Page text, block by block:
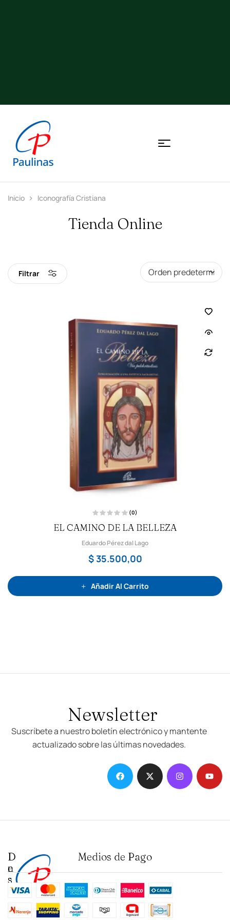
Inicio Iconografía Cristiana
Tienda Online
Filtrar
a
l
r
a
d
o
n
0
d
(0)
EL CAMINO DE LA BELLEZA
Eduardo Pérez dal Lago
$35.500,00
Añadir Al Carrito
Newsletter
Suscríbete a nuestro boletín electrónico y mantente
actualizado sobre las últimas novedades.
D
e
s
t
a
c
I
n
s
t
i
t
Medios de Pago